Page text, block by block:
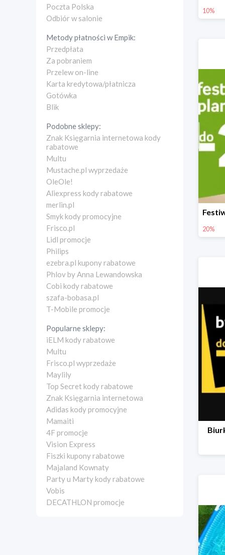
Poczta Polska
Odbiór w salonie
Metody płatności wEmpik:
Przedpłata
Za pobraniem
Przelew on-line
Karta kredytowa/płatnicza
Gotówka
Blik
Podobne sklepy:
Znak Księgarnia internetowa kody
rabatowe
Multu
Mustache.pl wyprzedaże
OleOle!
Aliexpress kody rabatowe
merlin.pl
Smyk kody promocyjne
Frisco.pl
Lidl promocje
Philips
ezebra.pl kupony rabatowe
Phlov by Anna Lewandowska
Cobi kody rabatowe
szafa-bobasa.pl
T-Mobile promocje
Popularne sklepy:
iELM kody rabatowe
Multu
Frisco.pl wyprzedaże
Maylily
Top Secret kody rabatowe
Znak Księgarnia internetowa
Adidas kody promocyjne
Mamaiti
4F promocje
Vision Express
Fiszki kupony rabatowe
Majaland Kownaty
Party u Marty kody rabatowe
Vobis
DECATHLON promocje
10%
20%